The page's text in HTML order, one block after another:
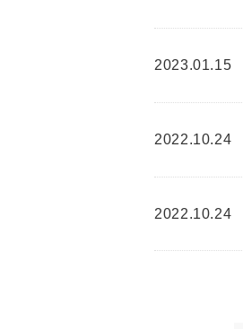
2023.01.15
2022.10.24
2022.10.24